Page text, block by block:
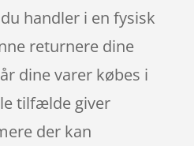
handler i en fysisk
returnere dine
dine varer købes i
tilfælde giver
der kan